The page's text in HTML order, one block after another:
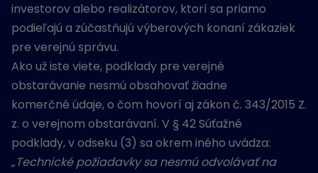
investorov alebo realizátorov, ktorí sa priamo
podieľajú a zúčastňujú výberových konaní zákaziek
pre verejnú správu.
Ako už iste viete, podklady pre verejné
obstarávanie nesmú obsahovať žiadne
komerčné údaje, o čom hovorí aj zákon č. 343/2015 Z.
z. o verejnom obstarávaní. V § 42 Súťažné
podklady, v odseku (3) sa okrem iného uvádza:
„Technicképožiadavky sa nesmúodvolávaťna